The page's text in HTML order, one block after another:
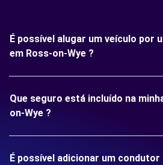
É possível alugar um veículo por
em Ross-on-Wye ?
Que seguro está incluído na
on-Wye ?
É possível adicionar um condutor